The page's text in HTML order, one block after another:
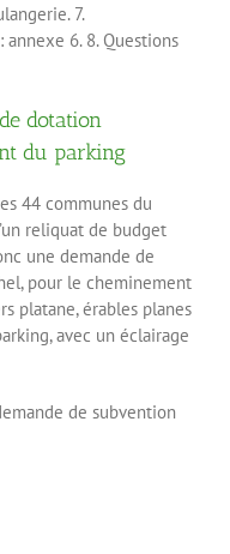
7.
6. 8. Questions
dotation
du parking
44 communes du
reliquat de budget
une demande de
pour le cheminement
platane, érables planes
avec un éclairage
de subvention